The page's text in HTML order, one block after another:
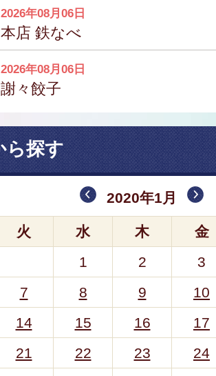
2026年08月06日
本店 鉄なべ
2026年08月06日
謝々餃子
ら探す
2020年1月
火 水 木
金
1
2
3
7 8 9
10
14 15 16
17
21 22 23
24